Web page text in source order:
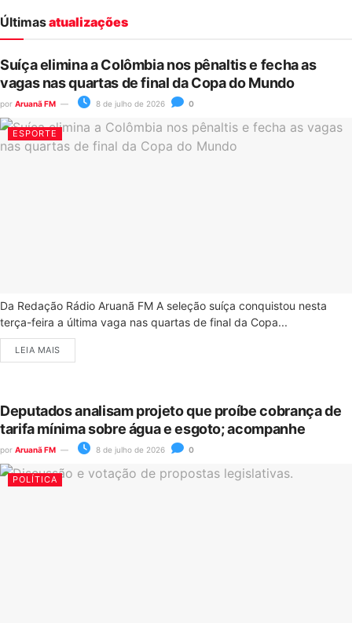
Últimasatualizações
Suíça elimina a Colômbia nos pênaltis e fecha as
vagas nas quartas de final da Copa do Mundo
por Aruanã FM 8 de julho de 2026 0
ESPORTE
Da Redação Rádio Aruanã FM A seleção suíça conquistou nesta
terça-feira a última vaga nas quartas de final da Copa...
LEIA MAIS
Deputados analisam projeto que proíbe cobrança de
tarifa mínima sobre água e esgoto; acompanhe
por Aruanã FM 8 de julho de 2026 0
POLÍTICA